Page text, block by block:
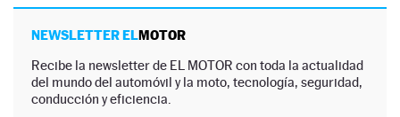
NEWSLETTER ELMOTOR
Recibe la newsletter de EL MOTOR con toda la actualidad
del mundo del automóvil y la moto, tecnología, seguridad,
conducción y eficiencia.